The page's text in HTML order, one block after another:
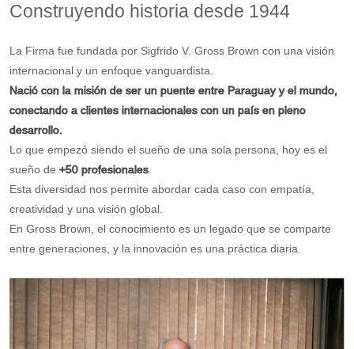
Construyendo historia desde 1944
La Firma fue fundada por Sigfrido V. Gross Brown con una visión
internacional y un enfoque vanguardista.
Nació con la misión de ser un puente entre Paraguay y el mundo,
conectando a clientes internacionales con un país en pleno
desarrollo.
Lo que empezó siendo el sueño de una sola persona, hoy es el
sueño de +50 profesionales
Esta diversidad nos permite abordar cada caso con empatía,
creatividad y una visión global.
En Gross Brown, el conocimiento es un legado que se comparte
entre generaciones, y la innovación es una práctica diaria.